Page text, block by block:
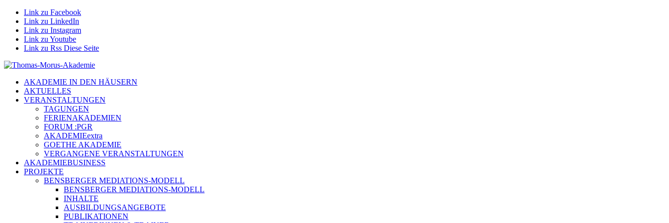
Link zu Facebook
Link zu LinkedIn
Link zu Instagram
Link zu Youtube
Link zu Rss Diese Seite
AKADEMIE IN DEN HÄUSERN
AKTUELLES
VERANSTALTUNGEN
TAGUNGEN
FERIENAKADEMIEN
FORUM :PGR
AKADEMIEextra
GOETHE AKADEMIE
VERGANGENE VERANSTALTUNGEN
AKADEMIEBUSINESS
PROJEKTE
BENSBERGER MEDIATIONS-MODELL
BENSBERGER MEDIATIONS-MODELL
INHALTE
AUSBILDUNGSANGEBOTE
PUBLIKATIONEN